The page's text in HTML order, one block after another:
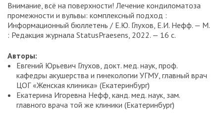
Внимание, всё на поверхности! Лечение кондиломатоза
промежности и вульвы: комплексный подход :
Информационный бюллетень / Е.Ю. Глухов, Е.И. Нефф. — М.
: Редакция журнала StatusPraesens, 2022. — 16 с.
Авторы:
Евгений Юрьевич Глухов, докт. мед. наук, проф.
кафедры акушерства и гинекологии УГМУ, главный врач
ЦОГ «Женская клиника» (Екатеринбург)
Екатерина Игоревна Нефф, канд. мед. наук, зам.
главного врача той же клиники (Екатеринбург)